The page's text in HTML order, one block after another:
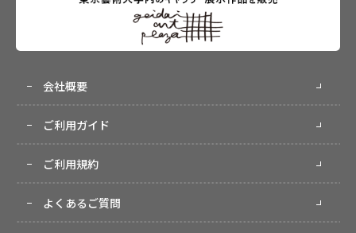
会社概要
ご利用ガイド
ご利用規約
よくあるご質問